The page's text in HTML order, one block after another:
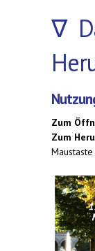
∇
Zum
Zum
Maustaste